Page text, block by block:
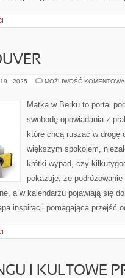
- 2025 MOŻLIWOŚĆ
Matka w Berku to portal
swobodę opowiadania z
które chcą ruszać w drogę
większym spokojem,
krótki wypad, czy
pokazuje, że
a w kalendarzu pojawiają się
inspiracji pomagająca przejść
I KULTOWE